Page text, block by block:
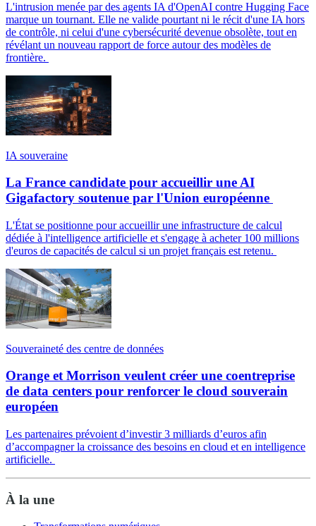
L'intrusion menée par des agents IA d'OpenAI contre Hugging Face
marque un tournant. Elle ne valide pourtant ni le récit d'une IA hors
de contrôle, ni celui d'une cybersécurité devenue obsolète, tout en
révélant un nouveau rapport de force autour des modèles de
frontière.
IA souveraine
La France candidate pour accueillir une AI
Gigafactory soutenue par l'Union européenne
L'État se positionne pour accueillir une infrastructure de calcul
dédiée à l'intelligence artificielle et s'engage à acheter 100 millions
d'euros de capacités de calcul si un projet français est retenu.
Souveraineté des centre de données
Orange et Morrison veulent créer une coentreprise
de data centers pour renforcer le cloud souverain
européen
Les partenaires prévoient d’investir 3 milliards d’euros afin
d’accompagner la croissance des besoins en cloud et en intelligence
artificielle.
À la une